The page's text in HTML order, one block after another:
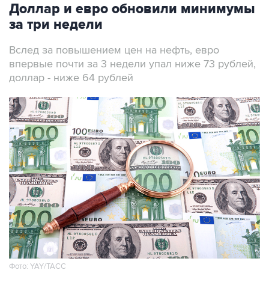
Доллар и евро обновили минимумы
за три недели
Вслед за повышением цен на нефть, евро
впервые почти за 3 недели упал ниже 73 рублей,
доллар - ниже 64 рублей
Фото: YAY/ТАСС